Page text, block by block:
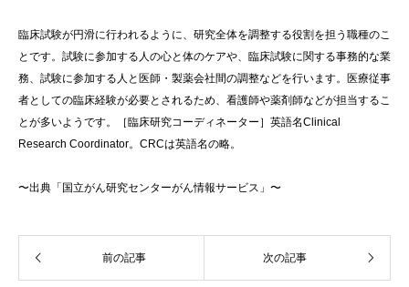
臨床試験が円滑に行われるように、研究全体を調整する役割を担う職種のこ
とです。試験に参加する人の心と体のケアや、臨床試験に関する事務的な業
務、試験に参加する人と医師・製薬会社間の調整などを行います。医療従事
者としての臨床経験が必要とされるため、看護師や薬剤師などが担当するこ
とが多いようです。［臨床研究コーディネーター］英語名Clinical
Research Coordinator。CRCは英語名の略。
〜出典「国立がん研究センターがん情報サービス」〜
前の記事 次の記事